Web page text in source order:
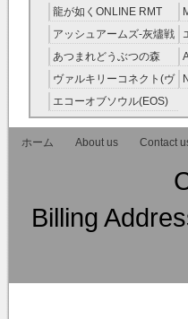
龍が如くONLINE RMT
アッシュアームズ‐灰燼戦
線 RMT
あつまれどうぶつの森
RMT
ヴァルキリーコネクト(ヴ
ァルコネ) RMT
エコーオブソウル(EOS)
RMT
ホーム
About us Contact
Billing